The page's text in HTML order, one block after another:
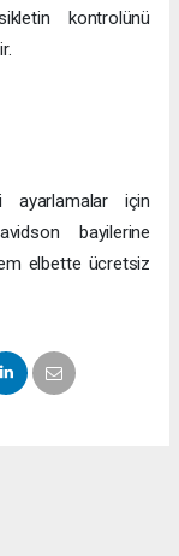
kontrolünü
ayarlamalar için
bayilerine
elbette ücretsiz